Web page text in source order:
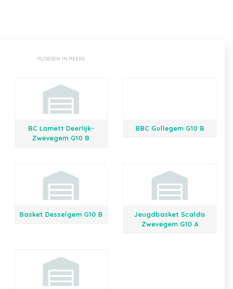
PLOEGEN IN REEKS
BC Lamett Deerlijk-
Zwevegem G10 B
BBC Gullegem G10 B
Basket Desselgem G10 B
Jeugdbasket Scaldis
Zwevegem G10 A